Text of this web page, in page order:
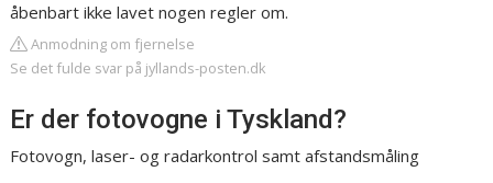
åbenbart ikke lavet nogen regler om.
Anmodning om fjernelse
Se det fulde svar på jyllands-posten.dk
Er der fotovogne i Tyskland?
Fotovogn, laser- og radarkontrol samt afstandsmåling